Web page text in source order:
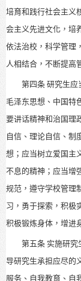
培育和践行社会主义
会主义先进文化，培
依法治校，科学管理
人相结合，不断提高
第四条 研究生应
毛泽东思想、中国特
要讲话精神和治国理
自信、理论自信、制
想；应当树立爱国主
不息的精神；应当增
规范，遵守学校管理
习，勇于探索，积极
积极锻炼身体，增进
第五条 实施研究
导研究生承担应尽的
服务、自我教育、自